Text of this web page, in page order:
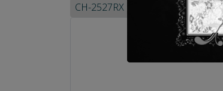
CH-2527RX